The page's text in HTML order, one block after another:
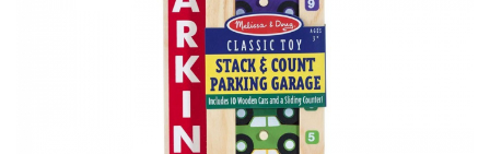
Kreativitást fejlesztő játékok
Festőkészletek gyerekeknek